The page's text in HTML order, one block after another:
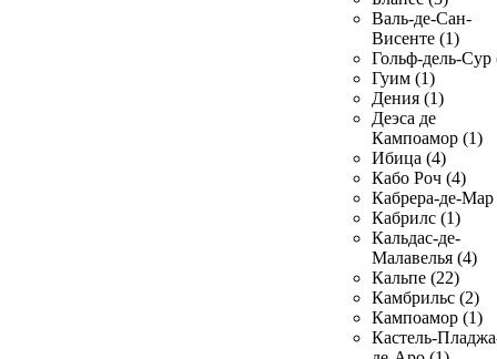
Валь-де-Сан-
Висенте (1)
Гольф-дель-Сур
Гуим (1)
Дения (1)
Деэса де
Кампоамор (1)
Ибица (4)
Кабо Роч (4)
Кабрера-де-Мар
Кабрилс (1)
Кальдас-де-
Малавелья (4)
Кальпе (22)
Камбрильс (2)
Кампоамор (1)
Кастель-